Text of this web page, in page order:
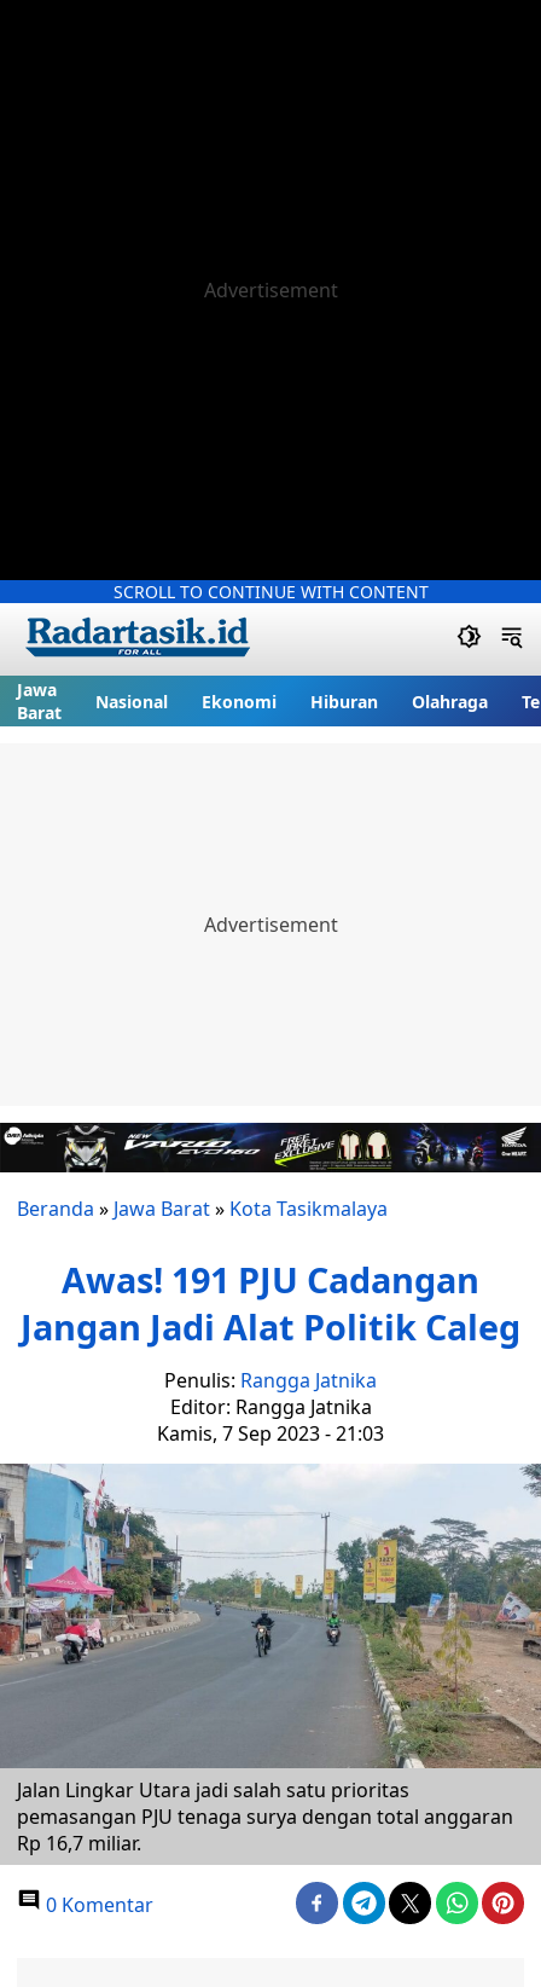
SCROLL TO CONTINUE WITH CONTENT
Jawa
Barat
Nasional Ekonomi Hiburan Olahraga
Beranda » Jawa Barat» Kota Tasikmalaya
Awas! 191 PJU Cadangan
Jangan Jadi Alat Politik Caleg
Penulis: Rangga Jatnika
Editor: Rangga Jatnika
Kamis, 7 Sep 2023 - 21:03
Jalan Lingkar Utara jadi salah satu prioritas
pemasangan PJU tenaga surya dengan total anggaran
Rp 16,7 miliar.
0 Komentar